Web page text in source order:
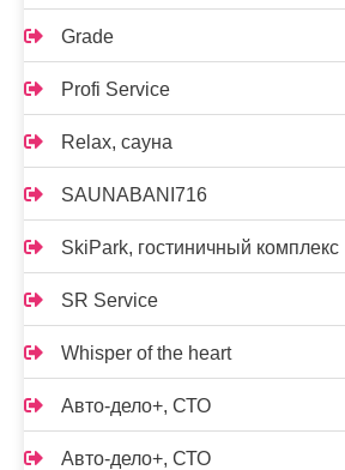
Grade
Profi Service
Relax, сауна
SAUNABANI716
SkiPark, гостиничный комплекс
SR Service
Whisper of the heart
Авто-дело+, СТО
Авто-дело+, СТО